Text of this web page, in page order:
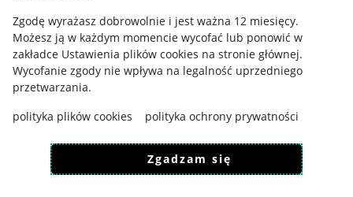
Zgodę wyrażasz dobrowolnie i jest ważna 12 miesięcy.
Możesz ją w każdym momencie wycofać lub ponowić w
zakładce Ustawienia plików cookies na stronie głównej.
Wycofanie zgody nie wpływa na legalność uprzedniego
przetwarzania.
polityka plików cookies
polityka ochrony prywatności
Zgadzam się
Pobierz aplikację